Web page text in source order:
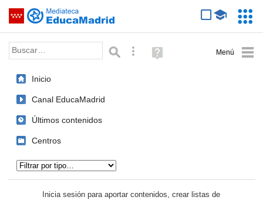
Saltar navegación
Palabra o frase: Búsqueda avanzada
Ayuda
(en
Inicio
Canal EducaMadrid
Últimos contenidos
Centros
Inicia sesión para aportar contenidos, crear listas de